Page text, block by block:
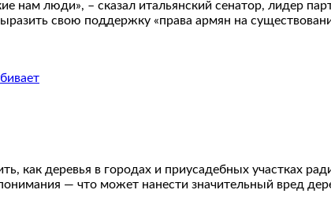
люди», – сказал итальянский сенатор, лидер
свою поддержку «права армян на
как деревья в городах и приусадебных участках
— что может нанести значительный вред